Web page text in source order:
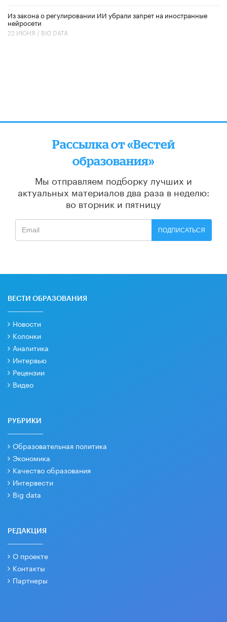
Из закона о регулировании ИИ убрали запрет на иностранные
нейросети
22 ИЮНЯ / BIG DATA
Рассылка от «Вестей
образования»
Мы отправляем подборку лучших и
актуальных материалов два раза в неделю:
во вторник и пятницу
ПОДПИСАТЬСЯ
ВЕСТИ ОБРАЗОВАНИЯ
Новости
Колонки
Аналитика
Интервью
Рецензии
Видео
РУБРИКИ
Образовательная политика
Экономика
Качество образования
Интервести
Big data
РЕДАКЦИЯ
О проекте
Контакты
Партнеры